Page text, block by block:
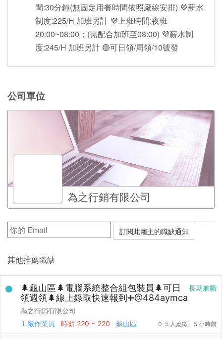
間:30分鐘(無固定用餐時間依照廠線安排) 💜薪水
制度:225/H 加班另計 💜上班時間:夜班
20:00~08:00；(需配合加班至08:00) 💜薪水制
度:245/H 加班另計 🔴可日領/周領/10號發
公司單位
為之行銷有限公司
其他推薦職缺
長期兼職
🌲龜山區🌲電腦系統整合組包裝員🌲可日
領週領🌲線上錄取快速報到➕@484aymca
為之行銷有限公司
工廠作業員
時薪 220 ~ 220 龜山區 0-5 人應徵 5 小時前